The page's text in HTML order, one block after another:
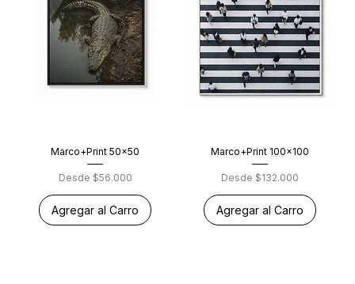
Marco+Print 50x50
Desde $56.000
Precio de oferta
Agregar al Carro
Marco+Print 100x100
Desde $132.000
Precio de oferta
Agregar al Carro